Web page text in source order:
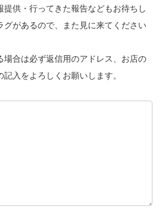
供・行ってきた報告などもお待ちし
グがあるので、また見に来てください
場合は必ず返信用のアドレス、お店の
入をよろしくお願いします。